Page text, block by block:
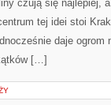
czują się najlepiej,
tej idei stoi
daje ogrom
[…]